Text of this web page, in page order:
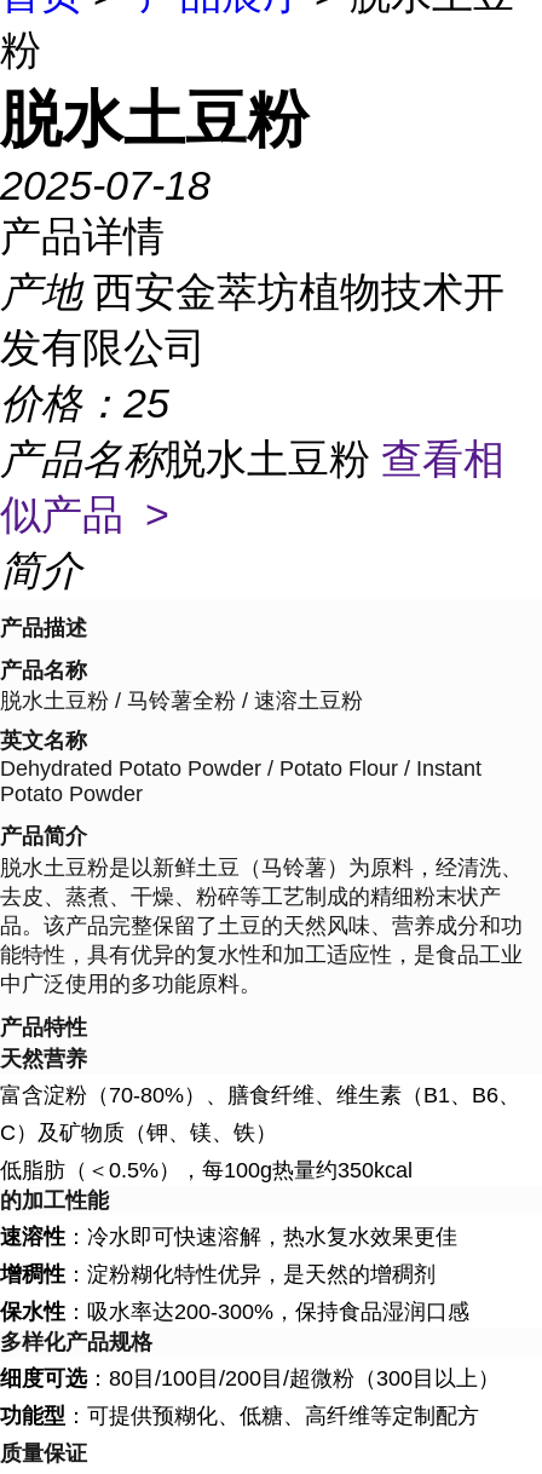
粉
脱水土豆粉
2025-07-18
产品详情
产地 西安金萃坊植物技术开
发有限公司
价格： 25
产品名称脱水土豆粉 查看相
似产品 >
简介
产品描述
产品名称
脱水土豆粉 / 马铃薯全粉 / 速溶土豆粉
英文名称
Dehydrated Potato Powder / Potato Flour / Instant
Potato Powder
产品简介
脱水土豆粉是以新鲜土豆（马铃薯）为原料，经清洗、
去皮、蒸煮、干燥、粉碎等工艺制成的精细粉末状产
品。该产品完整保留了土豆的天然风味、营养成分和功
能特性，具有优异的复水性和加工适应性，是食品工业
中广泛使用的多功能原料。
产品特性
天然营养
富含淀粉（70-80%）、膳食纤维、维生素（B1、B6、
C）及矿物质（钾、镁、铁）
低脂肪（＜0.5%），每100g热量约350kcal
的加工性能
速溶性 ：冷水即可快速溶解，热水复水效果更佳
增稠性 ：淀粉糊化特性优异，是天然的增稠剂
保水性 ：吸水率达200-300%，保持食品湿润口感
多样化产品规格
细度可选：80目/100目/200目/超微粉（300目以上）
功能型 ：可提供预糊化、低糖、高纤维等定制配方
质量保证